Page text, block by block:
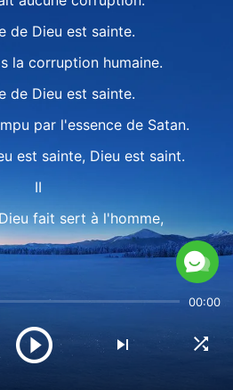
de Dieu est sainte.
la corruption humaine.
de Dieu est sainte.
par l'essence de Satan.
est sainte, Dieu est saint.
II
fait sert à l'homme,
pourvoir à l'homme.
révèle est utile et bénéfique.
et cela guide l'homme
vers la bonne direction.
00:00